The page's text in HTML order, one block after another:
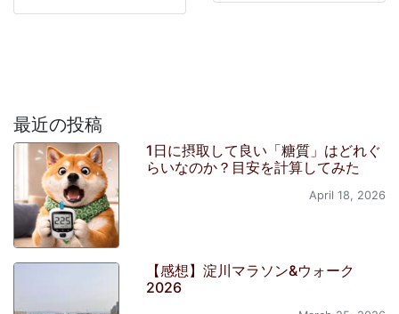
最近の投稿
1日に摂取して良い「糖質」はどれぐ
らいなのか？目安を計算してみた
April 18, 2026
【感想】淀川マラソン&ウォーク
2026